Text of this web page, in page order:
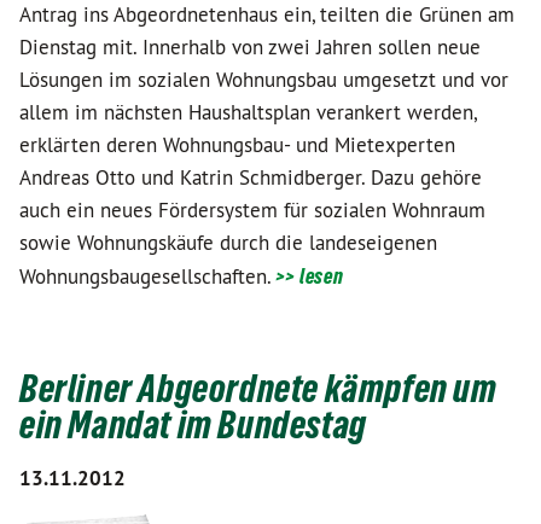
Antrag ins Abgeordnetenhaus ein, teilten die Grünen am
Dienstag mit. Innerhalb von zwei Jahren sollen neue
Lösungen im sozialen Wohnungsbau umgesetzt und vor
allem im nächsten Haushaltsplan verankert werden,
erklärten deren Wohnungsbau- und Mietexperten
Andreas Otto und Katrin Schmidberger. Dazu gehöre
auch ein neues Fördersystem für sozialen Wohnraum
sowie Wohnungskäufe durch die landeseigenen
Wohnungsbaugesellschaften.>> lesen
Berliner Abgeordnete kämpfen um
ein Mandat im Bundestag
13.11.2012